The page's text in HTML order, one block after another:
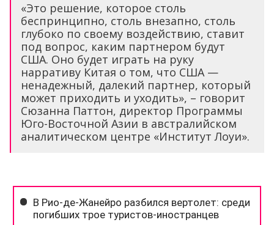
«Это решение, которое столь
беспринципно, столь внезапно, столь
глубоко по своему воздействию, ставит
под вопрос, каким партнером будут
США. Оно будет играть на руку
нарративу Китая о том, что США —
ненадежный, далекий партнер, который
может приходить и уходить», – говорит
Сюзанна Паттон, директор Программы
Юго-Восточной Азии в австралийском
аналитическом центре «Институт Лоуи».